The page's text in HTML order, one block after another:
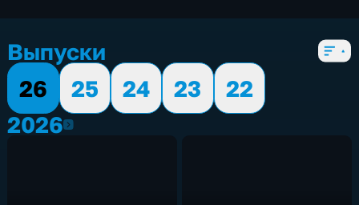
Выпуски
26
25 24 23
22
20262026